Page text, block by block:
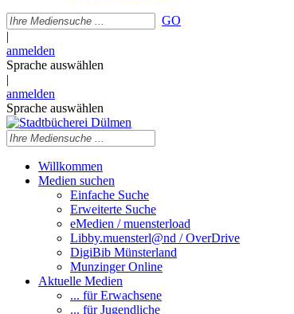
GO
|
anmelden
Sprache auswählen
|
anmelden
Sprache auswählen
Willkommen
Medien suchen
Einfache Suche
Erweiterte Suche
eMedien / muensterload
Libby.muensterl@nd / OverDrive
DigiBib Münsterland
Munzinger Online
Aktuelle Medien
... für Erwachsene
... für Jugendliche